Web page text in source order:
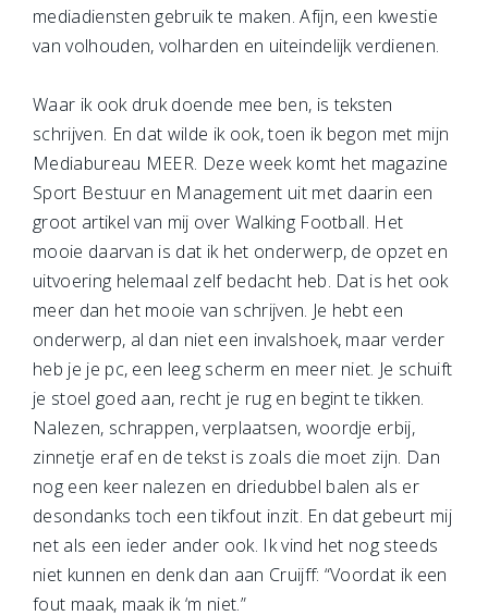
mediadiensten gebruik te maken. Afijn, een kwestie
van volhouden, volharden en uiteindelijk verdienen.
Waar ik ook druk doende mee ben, is teksten
schrijven. En dat wilde ik ook, toen ik begon met mijn
Mediabureau MEER. Deze week komt het magazine
Sport Bestuur en Management uit met daarin een
groot artikel van mij over Walking Football. Het
mooie daarvan is dat ik het onderwerp, de opzet en
uitvoering helemaal zelf bedacht heb. Dat is het ook
meer dan het mooie van schrijven. Je hebt een
onderwerp, al dan niet een invalshoek, maar verder
heb je je pc, een leeg scherm en meer niet. Je schuift
je stoel goed aan, recht je rug en begint te tikken.
Nalezen, schrappen, verplaatsen, woordje erbij,
zinnetje eraf en de tekst is zoals die moet zijn. Dan
nog een keer nalezen en driedubbel balen als er
desondanks toch een tikfout inzit. En dat gebeurt mij
net als een ieder ander ook. Ik vind het nog steeds
niet kunnen en denk dan aan Cruijff: “Voordat ik een
fout maak, maak ik ‘m niet.”